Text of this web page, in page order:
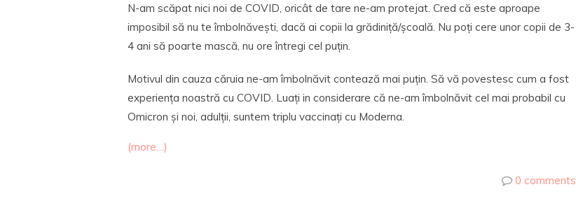
N-am scăpat nici noi de COVID, oricât de tare ne-am protejat. Cred că este aproape
imposibil să nu te îmbolnăvești, dacă ai copii la grădiniță/școală. Nu poți cere unor copii de 3-
4 ani să poarte mască, nu ore întregi cel puțin.
Motivul din cauza căruia ne-am îmbolnăvit contează mai puțin. Să vă povestesc cum a fost
experiența noastră cu COVID. Luați in considerare că ne-am îmbolnăvit cel mai probabil cu
Omicron și noi, adulții, suntem triplu vaccinați cu Moderna.
(more…)
0 comments